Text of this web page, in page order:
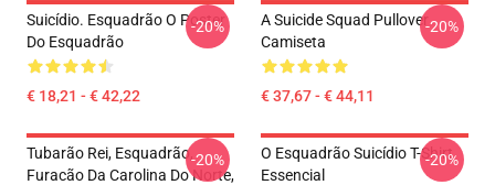
Suicídio. Esquadrão O Poster
Do Esquadrão
€ 18,21 - € 42,22
-20%
A Suicide Squad Pullover
Camiseta
€ 37,67 - € 44,11
-20%
Tubarão Rei, Esquadrão,
Furacão Da Carolina Do Norte,
-20%
O Esquadrão Suicídio T-Shirt
Essencial
-20%